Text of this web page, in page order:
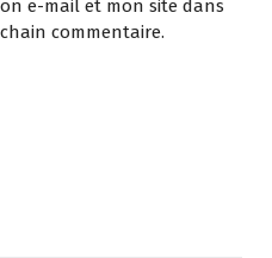
e-mail et mon site dans
commentaire.